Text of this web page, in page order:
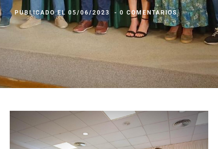
PUBLICADO EL 05/06/2023 - 0 COMENTARIOS